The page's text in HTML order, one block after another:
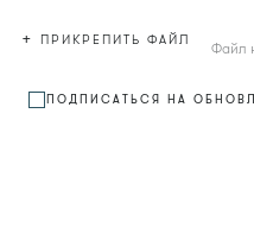
+ ПРИКРЕПИТЬ ФАЙЛ Файл
ПОДПИСАТЬСЯ НА